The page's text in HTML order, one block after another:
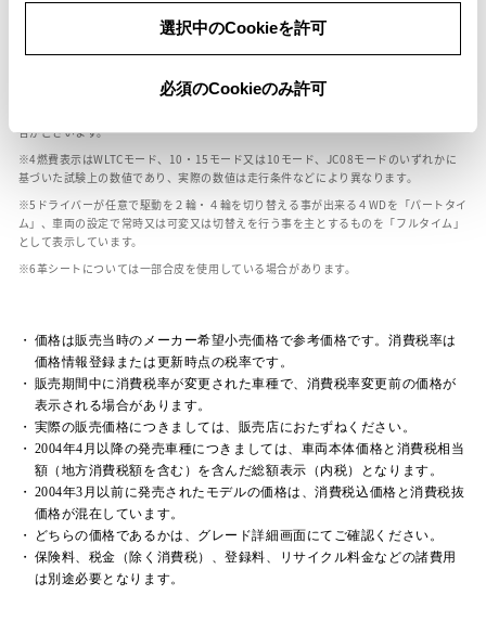
選択中のCookieを許可
必須のCookieのみ許可
車の種類、仕様により数値が複数ある場合とサスペンション形式などにより、ホイ
ールベースが左右で数値が異なる場合がございます。
合がございます。
燃費表示はWLTCモード、10・15モード又は10モード、JC08モードのいずれかに
基づいた試験上の数値であり、実際の数値は走行条件などにより異なります。
ドライバーが任意で駆動を２輪・４輪を切り替える事が出来る４WDを「パートタイ
ム」、車両の設定で常時又は可変又は切替えを行う事を主とするものを「フルタイム」
として表示しています。
革シートについては一部合皮を使用している場合があります。
価格は販売当時のメーカー希望小売価格で参考価格です。消費税率は
価格情報登録または更新時点の税率です。
販売期間中に消費税率が変更された車種で、消費税率変更前の価格が
表示される場合があります。
実際の販売価格につきましては、販売店におたずねください。
2004年4月以降の発売車種につきましては、車両本体価格と消費税相当
額（地方消費税額を含む）を含んだ総額表示（内税）となります。
2004年3月以前に発売されたモデルの価格は、消費税込価格と消費税抜
価格が混在しています。
どちらの価格であるかは、グレード詳細画面にてご確認ください。
保険料、税金（除く消費税）、登録料、リサイクル料金などの諸費用
は別途必要となります。